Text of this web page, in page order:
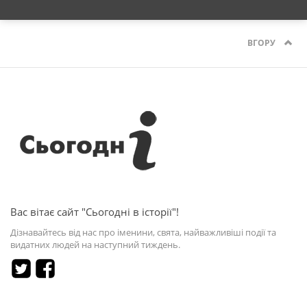
ВГОРУ
Вас вітає сайт "Сьогодні в історії"!
Дізнавайтесь від нас про іменини, свята, найважливіші події та
видатних людей на наступний тиждень.